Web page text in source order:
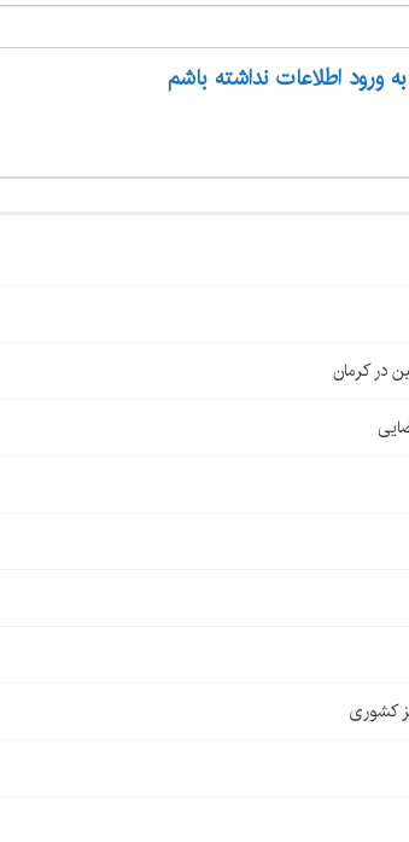
ورود اطلاعات نداشته باشم
کشوری